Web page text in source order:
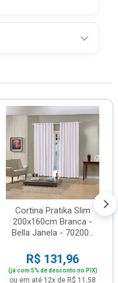
Cortina Pratika Slim
200x160cm Branca -
Bella Janela - 70200...
R$ 131,96
(já com 5% de desconto no PIX)
ou em até 12x de R$ 11,58